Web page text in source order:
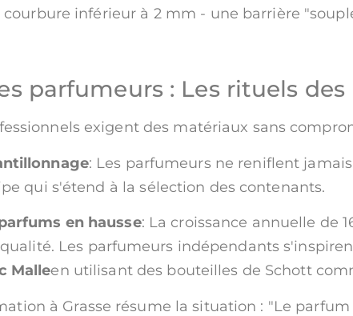
courbure inférieur à 2 mm - une barrière
parfumeurs : Les rituels
exigent des matériaux sans
: Les parfumeurs ne reniflent
qui s'étend à la sélection des contenants.
en hausse: La croissance annuelle de
Les parfumeurs indépendants
Malleen utilisant des bouteilles de Schott
à Grasse résume la situation : "Le